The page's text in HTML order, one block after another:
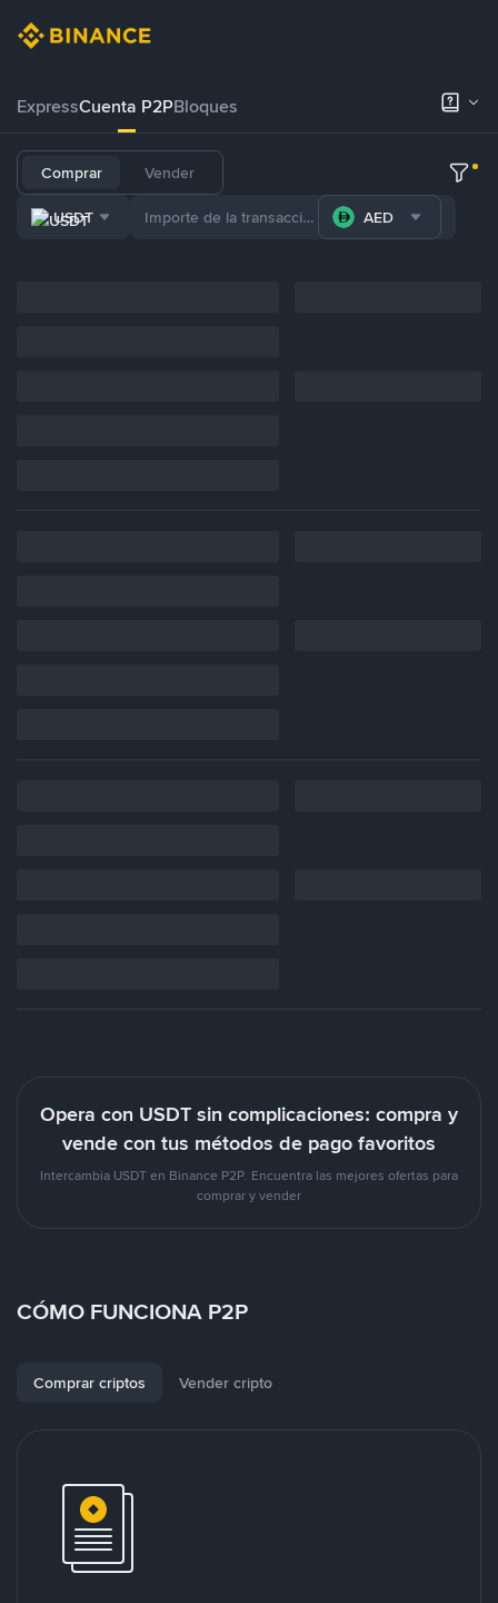
ExpressCuenta P2PBloques
Comprar Vender
USDT AED
Opera con USDT sin complicaciones: compra y
vende con tus métodos de pago favoritos
Intercambia USDT en Binance P2P. Encuentra las mejores ofertas para
comprar y vender
CÓMO FUNCIONA P2P
Comprar criptos Vender cripto